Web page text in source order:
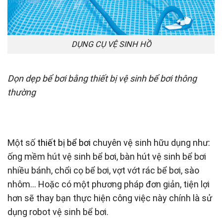
DỤNG CỤ VỆ SINH HỒ
Dọn dẹp bể bơi bằng thiết bị vệ sinh bể bơi thông
thường
Một số thiết bị bể bơi chuyên vệ sinh hữu dụng như:
ống mềm hút vệ sinh bể bơi, bàn hút vệ sinh bể bơi
nhiều bánh, chổi cọ bể bơi, vợt vớt rác bể bơi, sào
nhôm… Hoặc có một phương pháp đơn giản, tiện lợi
hơn sẽ thay bạn thực hiện công việc này chính là sử
dụng robot vệ sinh bể bơi.